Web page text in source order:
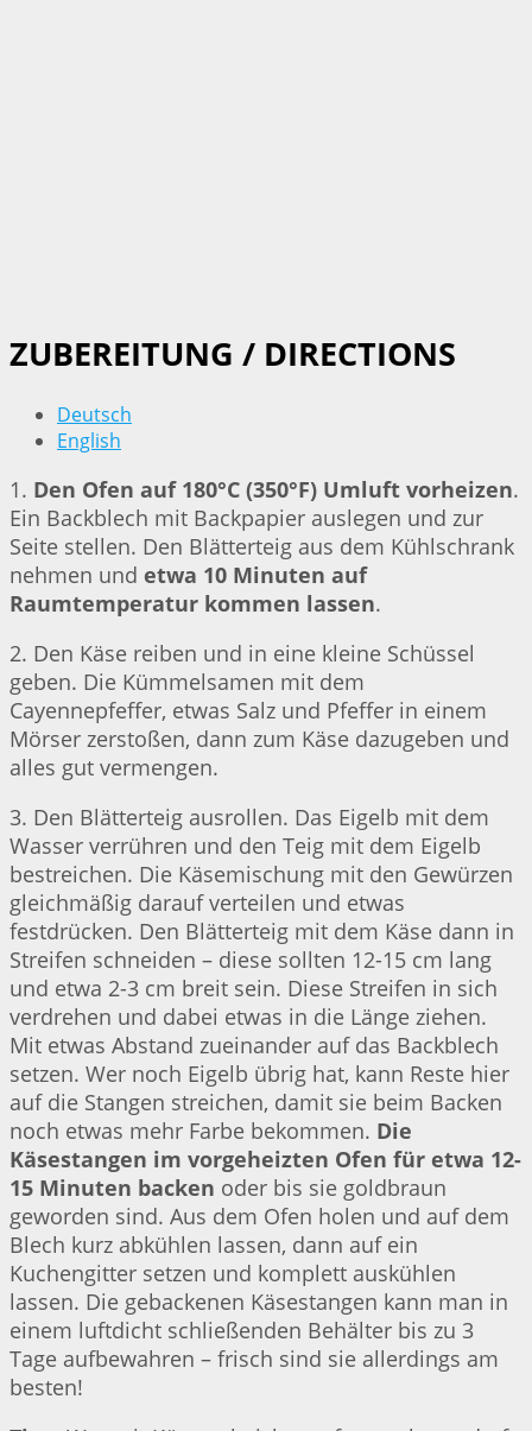
ZUBEREITUNG / DIRECTIONS
Deutsch
English
1. Den Ofen auf 180°C (350°F) Umluft vorheizen.
Ein Backblech mit Backpapier auslegen und zur
Seite stellen. Den Blätterteig aus dem Kühlschrank
nehmen und etwa 10 Minuten auf
Raumtemperatur kommen lassen.
2. Den Käse reiben und in eine kleine Schüssel
geben. Die Kümmelsamen mit dem
Cayennepfeffer, etwas Salz und Pfeffer in einem
Mörser zerstoßen, dann zum Käse dazugeben und
alles gut vermengen.
3. Den Blätterteig ausrollen. Das Eigelb mit dem
Wasser verrühren und den Teig mit dem Eigelb
bestreichen. Die Käsemischung mit den Gewürzen
gleichmäßig darauf verteilen und etwas
festdrücken. Den Blätterteig mit dem Käse dann in
Streifen schneiden – diese sollten 12-15 cm lang
und etwa 2-3 cm breit sein. Diese Streifen in sich
verdrehen und dabei etwas in die Länge ziehen.
Mit etwas Abstand zueinander auf das Backblech
setzen. Wer noch Eigelb übrig hat, kann Reste hier
auf die Stangen streichen, damit sie beim Backen
noch etwas mehr Farbe bekommen. Die
Käsestangen im vorgeheizten Ofen für etwa 12-
15 Minuten backen oder bis sie goldbraun
geworden sind. Aus dem Ofen holen und auf dem
Blech kurz abkühlen lassen, dann auf ein
Kuchengitter setzen und komplett auskühlen
lassen. Die gebackenen Käsestangen kann man in
einem luftdicht schließenden Behälter bis zu 3
Tage aufbewahren – frisch sind sie allerdings am
besten!